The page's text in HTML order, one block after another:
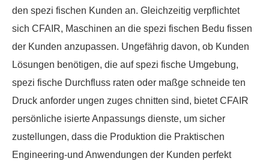
den spezi fischen Kunden an. Gleichzeitig verpflichtet
sich CFAIR, Maschinen an die spezi fischen Bedu fissen
der Kunden anzupassen. Ungefährig davon, ob Kunden
Lösungen benötigen, die auf spezi fische Umgebung,
spezi fische Durchfluss raten oder maßge schneide ten
Druck anforder ungen zuges chnitten sind, bietet CFAIR
persönliche isierte Anpassungs dienste, um sicher
zustellungen, dass die Produktion die Praktischen
Engineering-und Anwendungen der Kunden perfekt